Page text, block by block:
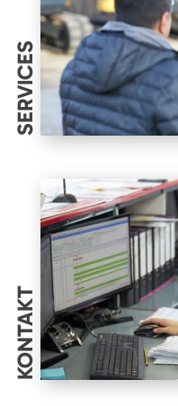
SERVICES
KONTAKT